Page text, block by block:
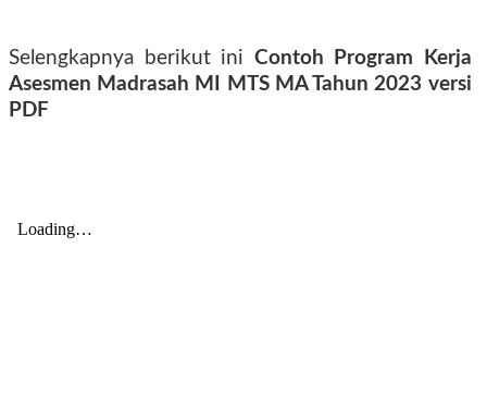
Selengkapnya berikut ini Contoh Program Kerja
Asesmen Madrasah MI MTS MA Tahun 2023 versi
PDF